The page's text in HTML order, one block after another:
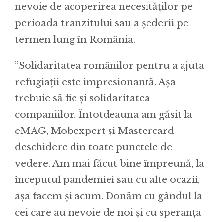
nevoie de acoperirea necesităților pe
perioada tranzitului sau a șederii pe
termen lung în România.
”Solidaritatea românilor pentru a ajuta
refugiații este impresionantă. Așa
trebuie să fie și solidaritatea
companiilor. Întotdeauna am găsit la
eMAG, Mobexpert și Mastercard
deschidere din toate punctele de
vedere. Am mai făcut bine împreună, la
începutul pandemiei sau cu alte ocazii,
așa facem și acum. Donăm cu gândul la
cei care au nevoie de noi și cu speranța